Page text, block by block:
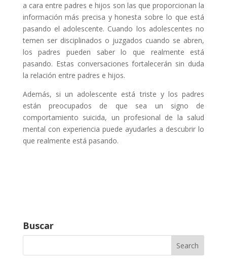
a cara entre padres e hijos son las que proporcionan la
información más precisa y honesta sobre lo que está
pasando el adolescente. Cuando los adolescentes no
temen ser disciplinados o juzgados cuando se abren,
los padres pueden saber lo que realmente está
pasando. Estas conversaciones fortalecerán sin duda
la relación entre padres e hijos.
Además, si un adolescente está triste y los padres
están preocupados de que sea un signo de
comportamiento suicida, un profesional de la salud
mental con experiencia puede ayudarles a descubrir lo
que realmente está pasando.
Buscar